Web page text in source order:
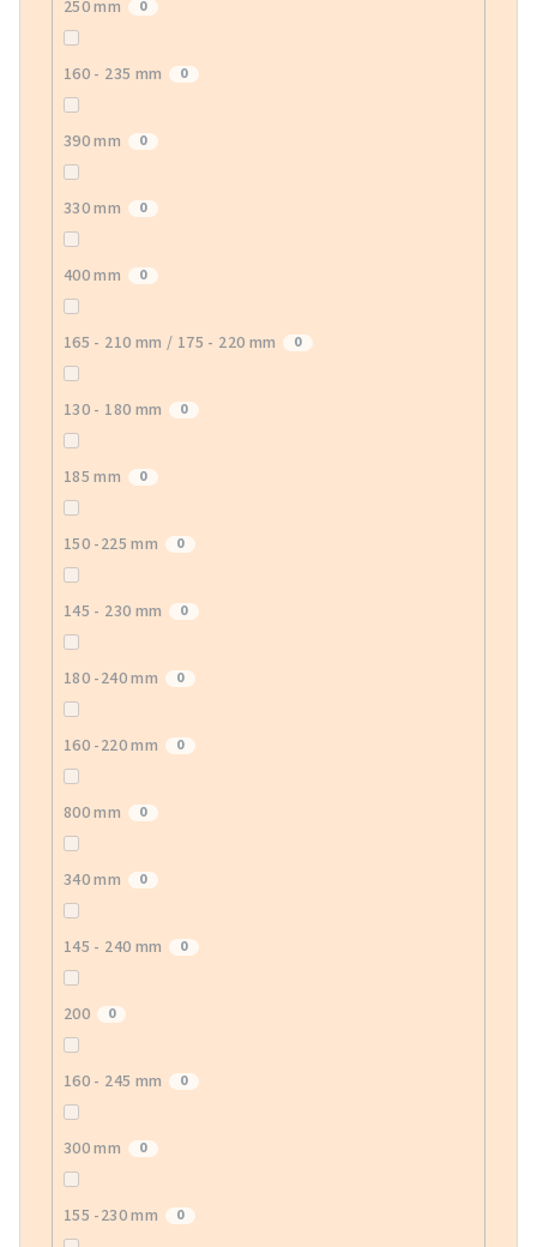
250 mm 0
160 - 235 mm 0
390 mm 0
330 mm 0
400 mm 0
165 - 210 mm / 175 - 220 mm 0
130 - 180 mm 0
185 mm 0
150 -225 mm 0
145 - 230 mm 0
180 -240 mm 0
160 -220 mm 0
800 mm 0
340 mm 0
145 - 240 mm 0
200 0
160 - 245 mm 0
300 mm 0
155 -230 mm 0